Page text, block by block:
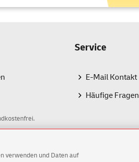
Service
E-Mail Kontakt
Häufige Fragen
verwenden und Daten auf